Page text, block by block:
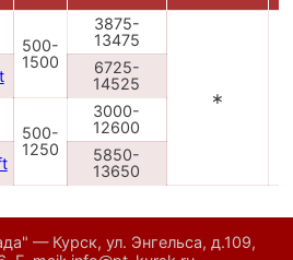
500-
1500
3875-
13475
∗
6725-
14525
500-
1250
3000-
12600
5850-
13650
— Курск, ул. Энгельса, д.109,